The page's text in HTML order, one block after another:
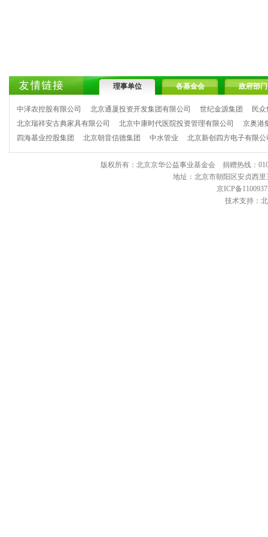
理事单位 各基金会 政府部门
中泽农控股有限公司 北京通厦投资开发集团有限公司 世纪金源集团
民
北京瑞祥安古典家具有限公司
北京中康时代医院投资管理有限公司
京奥港
四海基业控股集团
北京朝音信德集团 中水管业 北京新创四方电子有限公
版权所有：北京京华公益事业基金会 捐赠热线：
地址：北京市朝阳区安贞西
京ICP备
技术支持：